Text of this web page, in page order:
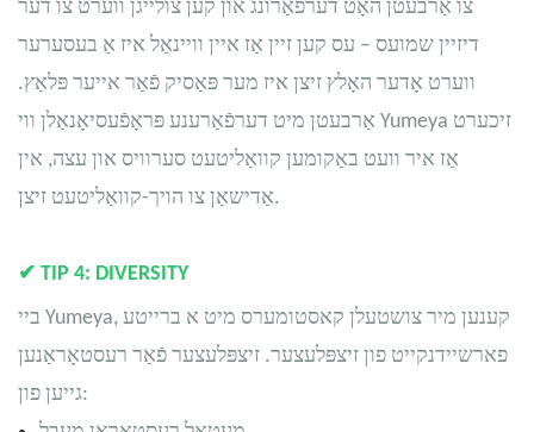
צו אַרבעטן האָט דערפֿאַרונג און קען צולייגן ווערט צו דער
דיזיין שמועס – עס קען זיין אַז איין וויינאַל איז אַ בעסערער
ווערט אָדער האָלץ זיצן איז מער פּאַסיק פֿאַר אייער פּלאַץ.
אַרבעטן מיט דערפֿאַרענע פּראָפֿעסיאָנאַלן ווי Yumeya זיכערט
אַז איר וועט באַקומען קוואַליטעט סערוויס און עצה, אין
אַדישאַן צו הויך-קוואַליטעט זיצן.
✔ TIP 4: DIVERSITY
ביי Yumeya, קענען מיר צושטעלן קאסטומערס מיט א ברייטע
פארשיידנקייט פון זיצפּלעצער. זיצפּלעצער פֿאַר רעסטאָראַנען
גייען פון: